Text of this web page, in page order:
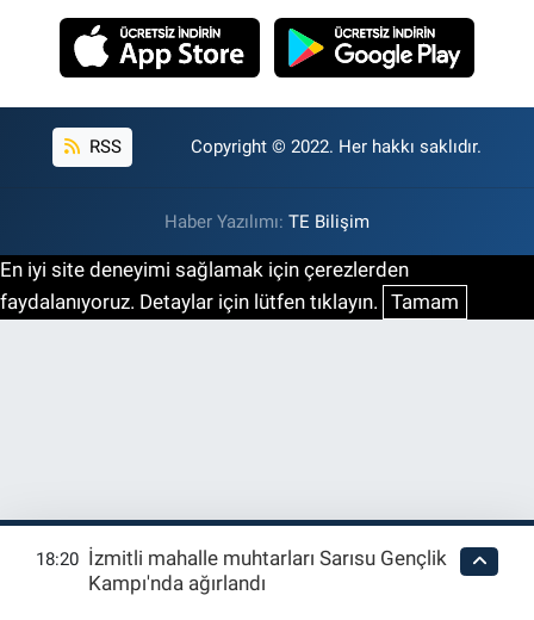
RSS Copyright © 2022. Her hakkı saklıdır.
Haber Yazılımı: TE Bilişim
En iyi site deneyimi sağlamak için çerezlerden
faydalanıyoruz. Detaylar için lütfen tıklayın. Tamam
18:20 İzmitli mahalle muhtarları Sarısu Gençlik
Kampı'nda ağırlandı